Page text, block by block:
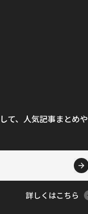
て、人気記事まとめや
詳しくはこちら